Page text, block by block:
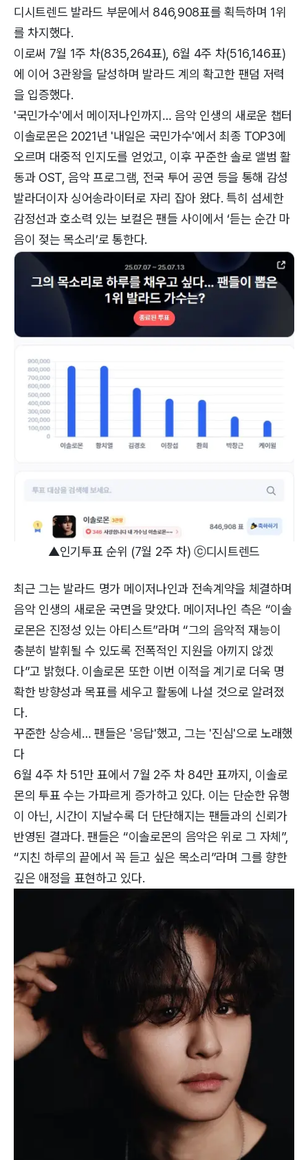
디시트렌드 발라드 부문에서 846,908표를 획득하며 1위
를 차지했다.
이로써 7월 1주 차(835,264표), 6월 4주 차(516,146표)
에 이어 3관왕을 달성하며 발라드 계의 확고한 팬덤 저력
을 입증했다.
'국민가수'에서 메이저나인까지… 음악 인생의 새로운 챕터
이솔로몬은 2021년 '내일은 국민가수'에서 최종 TOP3에
오르며 대중적 인지도를 얻었고, 이후 꾸준한 솔로 앨범 활
동과 OST, 음악 프로그램, 전국 투어 공연 등을 통해 감성
발라더이자 싱어송라이터로 자리 잡아 왔다. 특히 섬세한
감정선과 호소력 있는 보컬은 팬들 사이에서 ‘듣는 순간 마
음이 젖는 목소리’로 통한다.
▲인기투표 순위 (7월 2주 차) ⓒ디시트렌드
최근 그는 발라드 명가 메이저나인과 전속계약을 체결하며
음악 인생의 새로운 국면을 맞았다. 메이저나인 측은 “이솔
로몬은 진정성 있는 아티스트”라며 “그의 음악적 재능이
충분히 발휘될 수 있도록 전폭적인 지원을 아끼지 않겠
다”고 밝혔다. 이솔로몬 또한 이번 이적을 계기로 더욱 명
확한 방향성과 목표를 세우고 활동에 나설 것으로 알려졌
다.
꾸준한 상승세… 팬들은 '응답'했고, 그는 '진심'으로 노래했
다
6월 4주 차 51만 표에서 7월 2주 차 84만 표까지, 이솔로
몬의 투표 수는 가파르게 증가하고 있다. 이는 단순한 유행
이 아닌, 시간이 지날수록 더 단단해지는 팬들과의 신뢰가
반영된 결과다. 팬들은 “이솔로몬의 음악은 위로 그 자체”,
“지친 하루의 끝에서 꼭 듣고 싶은 목소리”라며 그를 향한
깊은 애정을 표현하고 있다.